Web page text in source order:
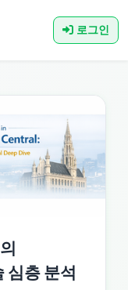
로그인
층 분석